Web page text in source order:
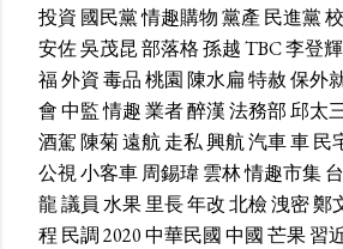
投資 國民黨情趣購物黨產 民進黨
安佐吳茂昆部落格孫越TBC李登輝
福外資毒品桃園陳水扁特赦保外
會中監情趣業者醉漢法務部邱太
酒駕陳菊遠航走私興航汽車車民
公視小客車周錫瑋雲林情趣市集
龍議員 水果里長年改北檢洩密鄭
程 民調2020中華民國中國芒果習